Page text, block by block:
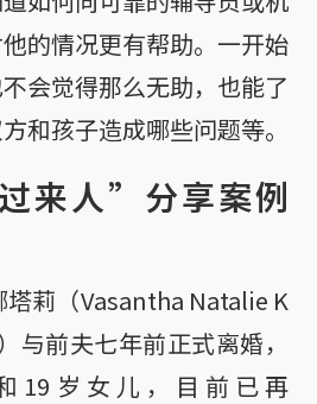
的情况更有帮助。一开始
会觉得那么无助，也能了
和孩子造成哪些问题等。
来人”分享案例
莉（Vasantha Natalie K
与前夫七年前正式离婚，
19岁女儿，目前已再